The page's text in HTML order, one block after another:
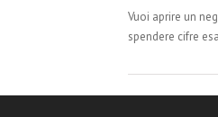
Vuoi aprire un
spendere cifre